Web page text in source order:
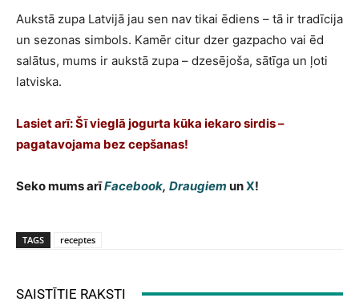
Aukstā zupa Latvijā jau sen nav tikai ēdiens – tā ir tradīcija
un sezonas simbols. Kamēr citur dzer gazpacho vai ēd
salātus, mums ir aukstā zupa – dzesējoša, sātīga un ļoti
latviska.
Lasiet arī: Šī vieglā jogurta kūka iekaro sirdis –
pagatavojama bez cepšanas!
Seko mums arīFacebook, Draugiem unX!
TAGS receptes
SAISTĪTIE RAKSTI